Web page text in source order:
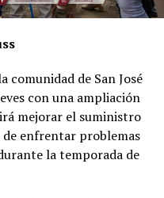
Rojas Moreno,
de la Asociación
la mesa la importancia
las mujeres en los
además de generar
comunidad de San José
con una ampliación
mejorar el suministro
de enfrentar problemas
la temporada de